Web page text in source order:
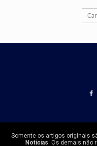
Somente os artigos originais
Notícias. Os demais não